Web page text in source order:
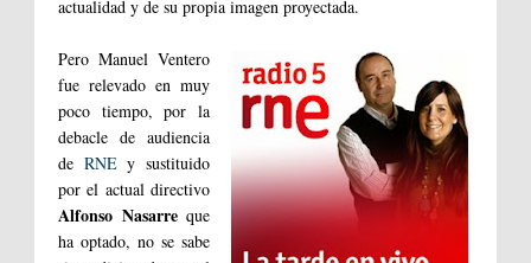
actualidad y de su propia imagen proyectada.
Pero Manuel Ventero
fue relevado en muy
poco tiempo, por la
debacle de audiencia
de RNEy sustituido
por el actual directivo
Alfonso Nasarreque
ha optado, no se sabe